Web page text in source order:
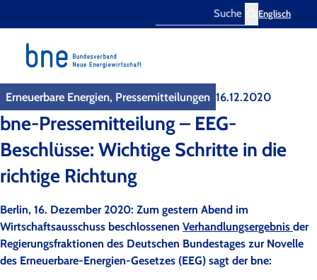
Englisch
Erneuerbare Energien, Pressemitteilungen 16.12.2020
bne-Pressemitteilung – EEG-
Beschlüsse: Wichtige Schritte in die
richtige Richtung
Berlin, 16. Dezember 2020: Zum gestern Abend im
Wirtschaftsausschuss beschlossenen Verhandlungsergebnis der
Regierungsfraktionen des Deutschen Bundestages zur Novelle
des Erneuerbare-Energien-Gesetzes (EEG) sagt der bne: